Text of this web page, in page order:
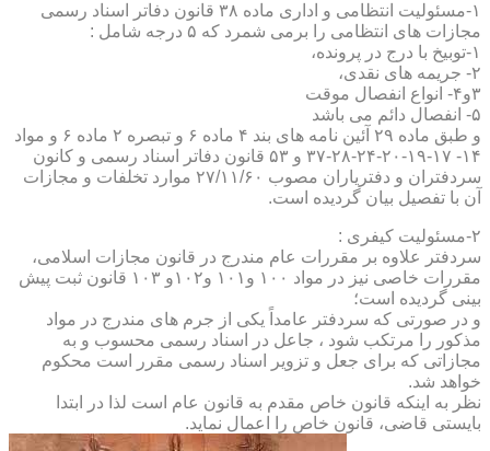
۱-مسئولیت انتظامی و اداری ماده ۳۸ قانون دفاتر اسناد رسمی
مجازات های انتظامی را برمی شمرد که ۵ درجه شامل :
۱-توبیخ با درج در پرونده،
۲- جریمه های نقدی،
۳و۴- انواع انفصال موقت
۵- انفصال دائم می باشد
و طبق ماده ۲۹ آئین نامه های بند ۴ ماده ۶ و تبصره ۲ ماده ۶ و مواد
۱۴- ۱۷-۱۹-۲۰-۲۴-۲۸-۳۷ و ۵۳ قانون دفاتر اسناد رسمی و کانون
سردفتران و دفتریاران مصوب ۲۷/۱۱/۶۰ موارد تخلفات و مجازات
آن با تفصیل بیان گردیده است.
۲-مسئولیت کیفری :
سردفتر علاوه بر مقررات عام مندرج در قانون مجازات اسلامی،
مقررات خاصی نیز در مواد ۱۰۰ و۱۰۱ و۱۰۲و ۱۰۳ قانون ثبت پیش
بینی گردیده است؛
و در صورتی که سردفتر عامداً یکی از جرم های مندرج در مواد
مذکور را مرتکب شود ، جاعل در اسناد رسمی محسوب و به
مجازاتی که برای جعل و تزویر اسناد رسمی مقرر است محکوم
خواهد شد.
نظر به اینکه قانون خاص مقدم به قانون عام است لذا در ابتدا
بایستی قاضی، قانون خاص را اعمال نماید.